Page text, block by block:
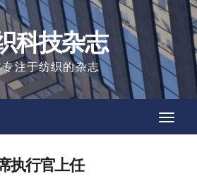
科技杂志
注于纺织的杂志
执行官上任